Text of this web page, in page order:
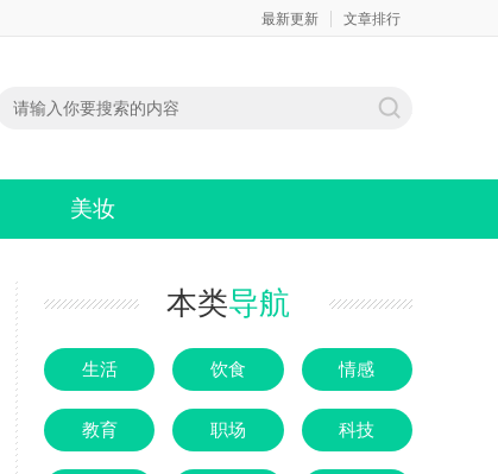
最新更新 文章排行
美妆
本类导航
生活 饮食 情感
教育 职场 科技